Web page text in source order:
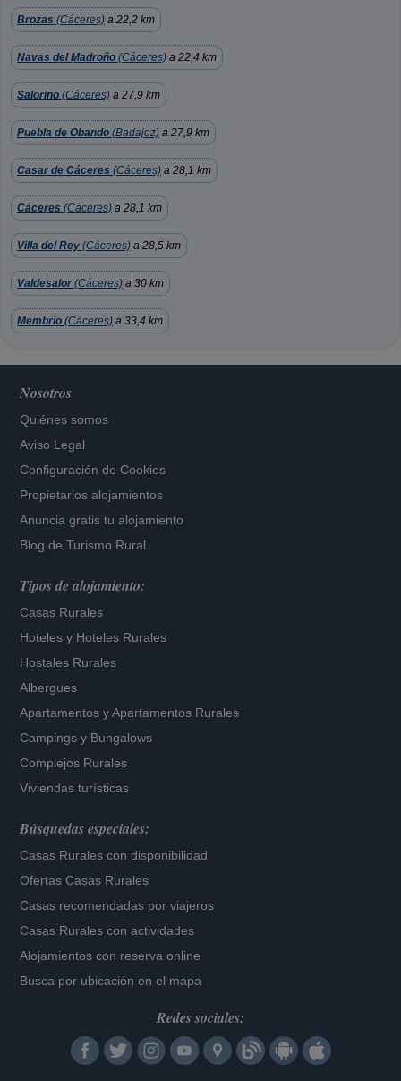
Brozas (Cáceres) a 22,2 km
Navas del Madroño (Cáceres) a 22,4 km
Salorino (Cáceres) a 27,9 km
Puebla de Obando (Badajoz) a 27,9 km
Casar de Cáceres (Cáceres) a 28,1 km
Cáceres (Cáceres) a 28,1 km
Villa del Rey (Cáceres) a 28,5 km
Valdesalor (Cáceres) a 30 km
Membrio (Cáceres) a 33,4 km
Nosotros
Quiénes somos
Aviso Legal
Configuración de Cookies
Propietarios alojamientos
Anuncia gratis tu alojamiento
Blog de Turismo Rural
Tipos de alojamiento:
Casas Rurales
Hoteles y Hoteles Rurales
Hostales Rurales
Albergues
Apartamentos yApartamentos Rurales
Campings y Bungalows
Complejos Rurales
Viviendas turísticas
Búsquedas especiales:
Casas Rurales con disponibilidad
Ofertas Casas Rurales
Casas recomendadas por viajeros
Casas Rurales con actividades
Alojamientos con reserva online
Busca por ubicación en el mapa
Redes sociales: